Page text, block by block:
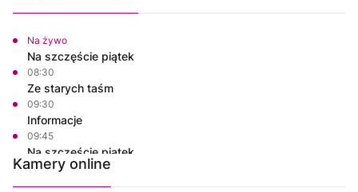
Na żywo
Na szczęście piątek
08:30
Ze starych taśm
09:30
Informacje
09:45
Na szczęście piątek
10:00
Polskie Lasy
Kamery online